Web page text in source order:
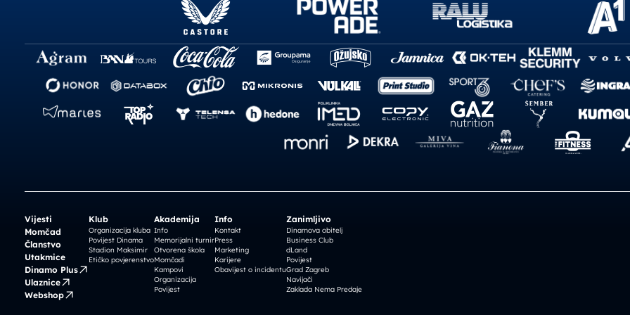
Vijesti
Momčad
Članstvo
Utakmice
Dinamo Plus
Ulaznice
Webshop
Klub
Organizacija kluba
Povijest Dinama
Stadion Maksimir
Etičko povjerenstvo
Akademija
Info
Memorijalni turnir
Otvorena škola
Momčadi
Kampovi
Organizacija
Povijest
Info
Kontakt
Press
Marketing
Karijere
Obavijest o incidentu
Zanimljivo
Dinamova obitelj
Business Club
dLand
Povijest
Grad Zagreb
Navijači
Zaklada Nema Predaje